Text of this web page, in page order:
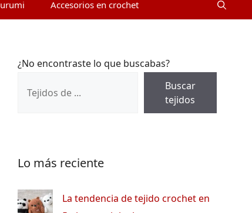
Accesorios en crochet
¿No encontraste lo que buscabas?
Buscar
tejidos
Lo más reciente
La tendencia de tejido crochet en